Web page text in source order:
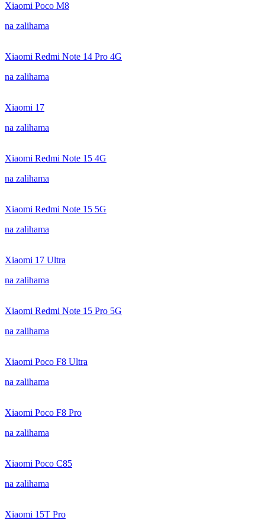
Xiaomi Poco M8
na zalihama
Xiaomi Redmi Note 14 Pro 4G
na zalihama
Xiaomi 17
na zalihama
Xiaomi Redmi Note 15 4G
na zalihama
Xiaomi Redmi Note 15 5G
na zalihama
Xiaomi 17 Ultra
na zalihama
Xiaomi Redmi Note 15 Pro 5G
na zalihama
Xiaomi Poco F8 Ultra
na zalihama
Xiaomi Poco F8 Pro
na zalihama
Xiaomi Poco C85
na zalihama
Xiaomi 15T Pro